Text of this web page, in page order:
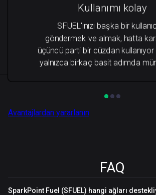
Kullanımı kolay
SFUEL'ınızı başka bir
göndermek ve almak, hatta
üçüncü parti bir cüzdan
yalnızca birkaç basit adımda
Avantajlardan yararlanın
FAQ
SparkPoint Fuel (SFUEL) hangi ağları